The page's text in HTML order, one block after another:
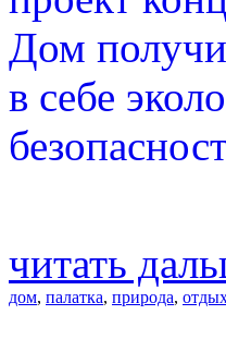
Дом
в себе
читать
дом, палатка, природа,